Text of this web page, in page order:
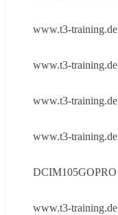
www.t3-training.de
www.t3-training.de
www.t3-training.de
www.t3-training.de
DCIM105GOPRO
www.t3-training.de